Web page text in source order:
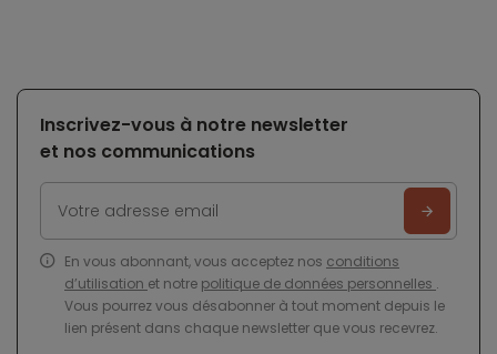
Inscrivez-vous à notre newsletter
et nos communications
En vous abonnant, vous acceptez nos conditions
d’utilisation et notre politique de données personnelles .
Vous pourrez vous désabonner à tout moment depuis le
lien présent dans chaque newsletter que vous recevrez.